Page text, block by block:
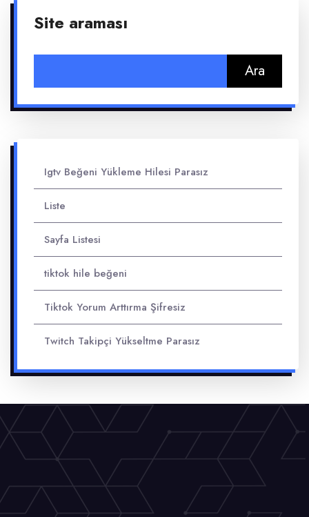
Site araması
Igtv Beğeni Yükleme Hilesi Parasız
Liste
Sayfa Listesi
tiktok hile beğeni
Tiktok Yorum Arttırma Şifresiz
Twitch Takipçi Yükseltme Parasız